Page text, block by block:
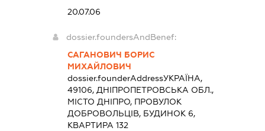
20.07.06
dossier.foundersAndBenef:
САГАНОВИЧ БОРИС
МИХАЙЛОВИЧ
dossier.founderAddressУКРАЇНА,
49106, ДНІПРОПЕТРОВСЬКА ОБЛ.,
МІСТО ДНІПРО, ПРОВУЛОК
ДОБРОВОЛЬЦІВ, БУДИНОК 6,
КВАРТИРА 132